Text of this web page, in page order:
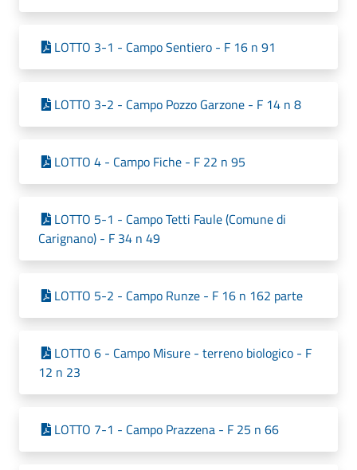
LOTTO 3-1 - Campo Sentiero - F 16 n 91
LOTTO 3-2 - Campo Pozzo Garzone - F 14 n 8
LOTTO 4 - Campo Fiche - F 22 n 95
LOTTO 5-1 - Campo Tetti Faule (Comune di
Carignano) - F 34 n 49
LOTTO 5-2 - Campo Runze - F 16 n 162 parte
LOTTO 6 - Campo Misure - terreno biologico - F
12 n 23
LOTTO 7-1 - Campo Prazzena - F 25 n 66